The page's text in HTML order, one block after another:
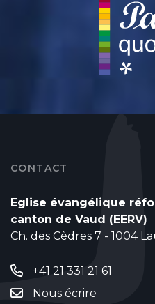
CONTACT
Eglise évangélique
canton de Vaud (EERV)
Ch. des Cèdres 7 - 1004
+41 21 331 21 61
Nous écrire